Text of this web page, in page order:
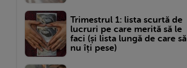
Trimestrul 1: lista scurtă de
lucruri pe care merită să le
faci (și lista lungă de care să
nu îți pese)